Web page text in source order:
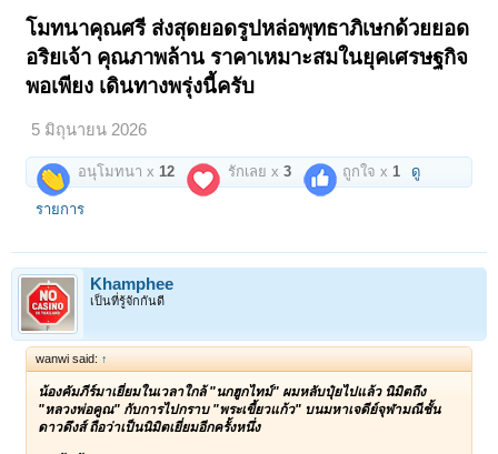
โมทนาคุณศรี ส่งสุดยอดรูปหล่อพุทธาภิเษกด้วยยอด
อริยเจ้า คุณภาพล้าน ราคาเหมาะสมในยุคเศรษฐกิจ
พอเพียง เดินทางพรุ่งนี้ครับ
5 มิถุนายน 2026
อนุโมทนา x 12 รักเลย x3 ถูกใจ x 1 ดู
รายการ
Khamphee
เป็นที่รู้จักกันดี
wanwi said: ↑
น้องคัมภีร์มาเยี่ยมในเวลาใกล้ "นกฮูกไทม์" ผมหลับปุ๋ยไปแล้ว นิมิตถึง
"หลวงพ่อคูณ" กับการไปกราบ "พระเขี้ยวแก้ว" บนมหาเจดีย์จุฬามณีชั้น
ดาวดึงส์ ถือว่าเป็นนิมิตเยี่ยมอีกครั้งหนึ่ง